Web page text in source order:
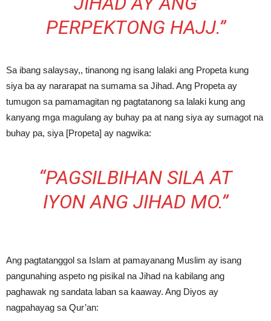
PERPEKTONG HAJJ.”
Sa ibang salaysay,, tinanong ng isang lalaki ang Propeta kung
siya ba ay nararapat na sumama sa Jihad. Ang Propeta ay
tumugon sa pamamagitan ng pagtatanong sa lalaki kung ang
kanyang mga magulang ay buhay pa at nang siya ay sumagot na
buhay pa, siya [Propeta] ay nagwika:
“PAGSILBIHAN SILA AT
IYON ANG JIHAD MO.”
Ang pagtatanggol sa Islam at pamayanang Muslim ay isang
pangunahing aspeto ng pisikal na Jihad na kabilang ang
paghawak ng sandata laban sa kaaway. Ang Diyos ay
nagpahayag sa Qur’an: